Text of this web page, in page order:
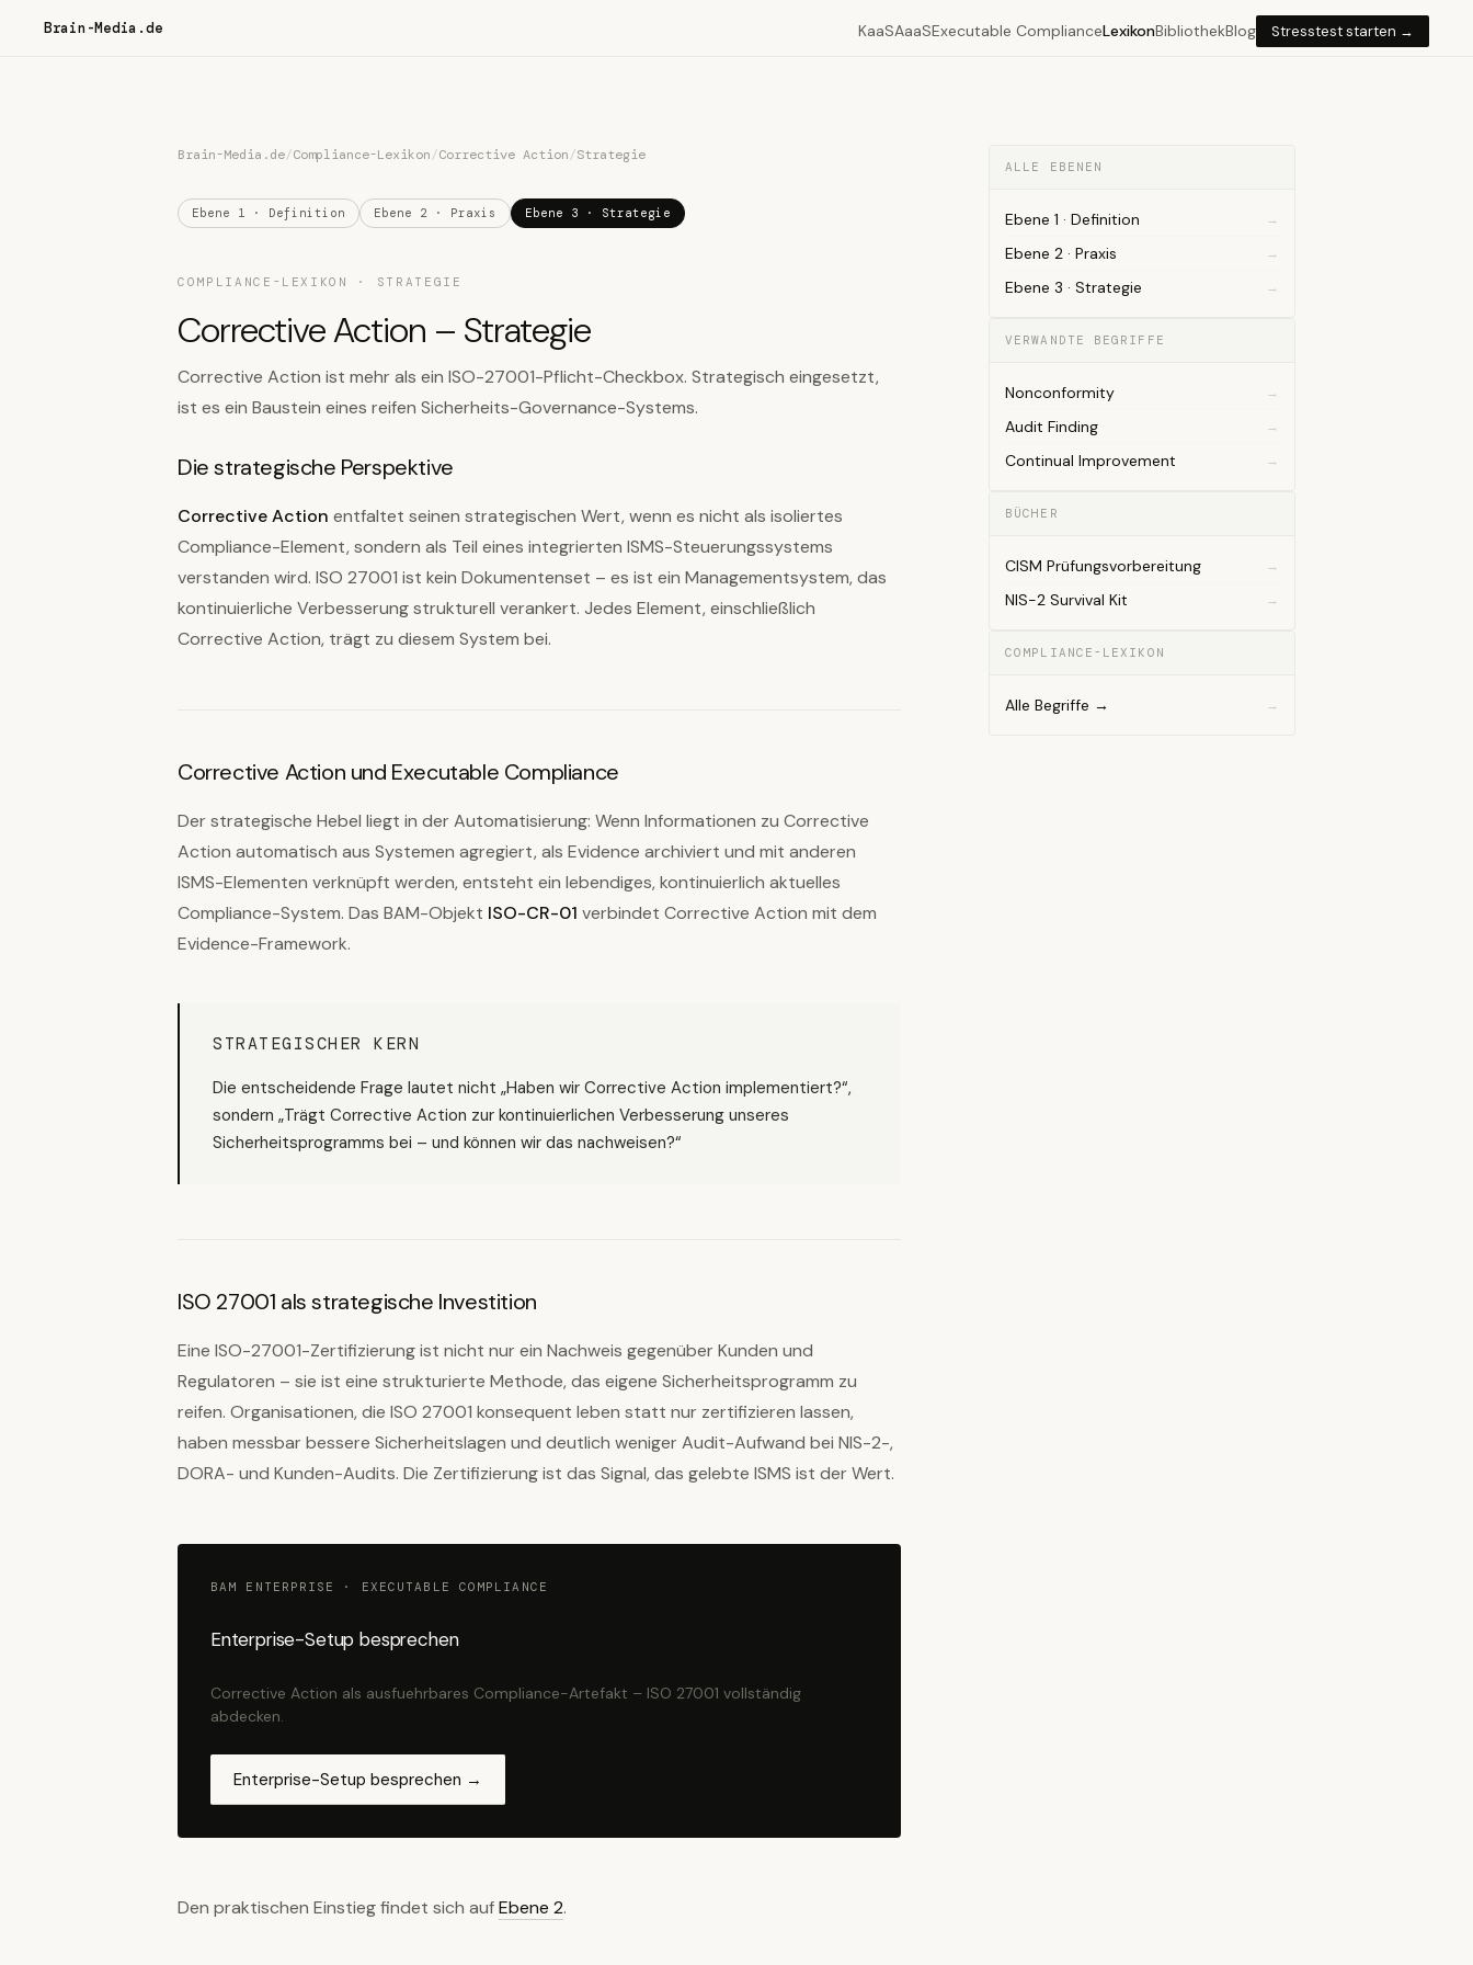
Brain-Media.de KaaSAaaSExecutable ComplianceLexikonBibliothekBlog Stresstest starten →
Brain-Media.de/Compliance-Lexikon/Corrective Action/Strategie
Ebene 1 · Definition Ebene 2 · Praxis Ebene 3 · Strategie
COMPLIANCE-LEXIKON · STRATEGIE
Corrective Action – Strategie
Corrective Action ist mehr als ein ISO-27001-Pflicht-Checkbox. Strategisch eingesetzt,
ist es ein Baustein eines reifen Sicherheits-Governance-Systems.
Die strategische Perspektive
Corrective Action entfaltet seinen strategischen Wert, wenn es nicht als isoliertes
Compliance-Element, sondern als Teil eines integrierten ISMS-Steuerungssystems
verstanden wird. ISO 27001 ist kein Dokumentenset – es ist ein Managementsystem, das
kontinuierliche Verbesserung strukturell verankert. Jedes Element, einschließlich
Corrective Action, trägt zu diesem System bei.
Corrective Action und Executable Compliance
Der strategische Hebel liegt in der Automatisierung: Wenn Informationen zu Corrective
Action automatisch aus Systemen agregiert, als Evidence archiviert und mit anderen
ISMS-Elementen verknüpft werden, entsteht ein lebendiges, kontinuierlich aktuelles
Compliance-System. Das BAM-Objekt ISO-CR-01 verbindet Corrective Action mit dem
Evidence-Framework.
STRATEGISCHER KERN
Die entscheidende Frage lautet nicht „Haben wir Corrective Action implementiert?“,
sondern „Trägt Corrective Action zur kontinuierlichen Verbesserung unseres
Sicherheitsprogramms bei – und können wir das nachweisen?“
ISO 27001 als strategische Investition
Eine ISO-27001-Zertifizierung ist nicht nur ein Nachweis gegenüber Kunden und
Regulatoren – sie ist eine strukturierte Methode, das eigene Sicherheitsprogramm zu
reifen. Organisationen, die ISO 27001 konsequent leben statt nur zertifizieren lassen,
haben messbar bessere Sicherheitslagen und deutlich weniger Audit-Aufwand bei NIS-2-,
DORA- und Kunden-Audits. Die Zertifizierung ist das Signal, das gelebte ISMS ist der Wert.
BAM ENTERPRISE · EXECUTABLE COMPLIANCE
Enterprise-Setup besprechen
Corrective Action als ausfuehrbares Compliance-Artefakt – ISO 27001 vollständig
abdecken.
Enterprise-Setup besprechen →
Den praktischen Einstieg findet sich aufEbene 2.
ALLE EBENEN
Ebene 1 · Definition
Ebene 2 · Praxis
Ebene 3 · Strategie
VERWANDTE BEGRIFFE
Nonconformity
Audit Finding
Continual Improvement
BÜCHER
CISM Prüfungsvorbereitung
NIS-2 Survival Kit
COMPLIANCE-LEXIKON
Alle Begriffe →